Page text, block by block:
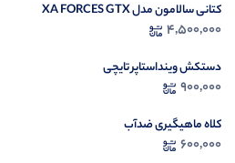
کتانی سالامون مدل XA FORCES GTX
4,500,000
دستکش وینداستاپر تایچی
900,000
کلاه ماهیگیری ضدآب
600,000